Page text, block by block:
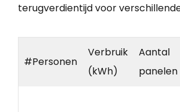
terugverdientijd voor
#Personen
Verbruik
(kWh)
Aantal
panelen